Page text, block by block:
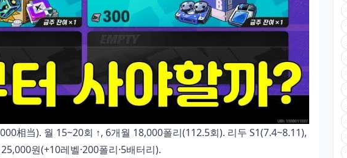
相当). 월 15~20회 ↑, 6개월 18,000폴리(112.5회). 리두 S1(7.4~8.11),
원(+10레벨·200폴리·5배터리).